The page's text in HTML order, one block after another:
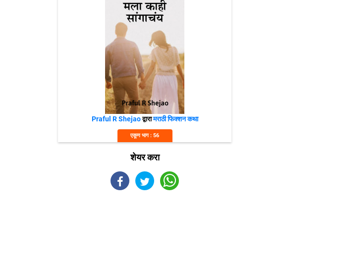
Praful R Shejaoद्वारामराठी फिक्शन कथा
एकूण भाग : 56
शेयर करा